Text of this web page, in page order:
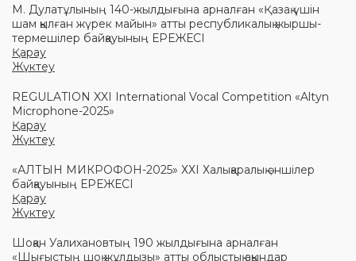
М. Дулатұлының 140-жылдығына арналған «Қазақ үшін
шам қылған жүрек майын» атты республикалық жыршы-
термешілер байқауының ЕРЕЖЕСІ
Қарау
Жүктеу
REGULATION XXI International Vocal Competition «Altyn
Microphone-2025»
Қарау
Жүктеу
«АЛТЫН МИКРОФОН-2025» ХХІ Халықаралық әншілер
байқауының ЕРЕЖЕСІ
Қарау
Жүктеу
Шоқан Уалихановтың 190 жылдығына арналған
«Шығыстың шоқ жұлдызы» атты облыстық ақындар